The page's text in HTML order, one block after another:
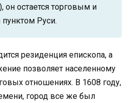
он остается торговым и
Руси.
резиденция епископа, а
позволяет населенному
отношениях. В 1608 году,
город все же был